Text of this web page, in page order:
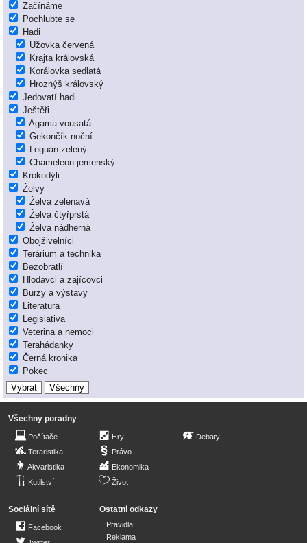
Začínáme
Pochlubte se
Hadi
Užovka červená
Krajta královská
Korálovka sedlatá
Hroznýš královský
Jedovatí hadi
Ještěři
Agama vousatá
Gekončík noční
Leguán zelený
Chameleon jemenský
Krokodýli
Želvy
Želva zelenavá
Želva čtyřprstá
Želva nádherná
Obojživelníci
Terárium a technika
Bezobratlí
Hlodavci a zajícovci
Burzy a výstavy
Literatura
Legislativa
Veterina a nemoci
Terahádanky
Černá kronika
Pokec
Všechny poradny
Počítače
Teraristika
Akvaristika
Kutilství
Hry
Právo
Ekonomika
Život
Debaty
Sociální sítě
Facebook
Ostatní odkazy
Pravidla
Reklama